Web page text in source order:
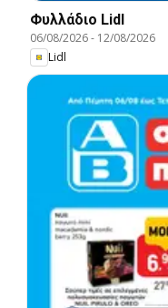
Φυλλάδιο Lidl
06/08/2026- 12/08/2026
Lidl